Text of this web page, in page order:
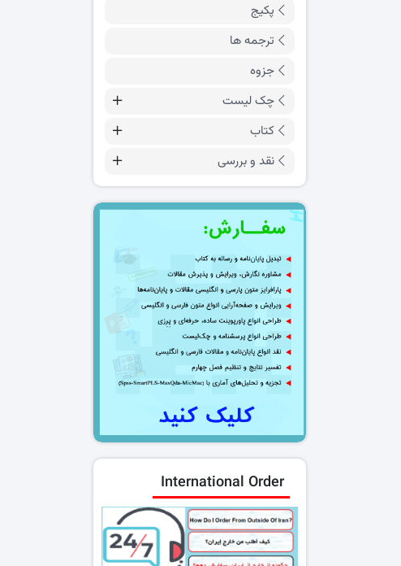
پکیج
ترجمه ها
جزوه
چک لیست
کتاب
نقد و بررسی
International Order